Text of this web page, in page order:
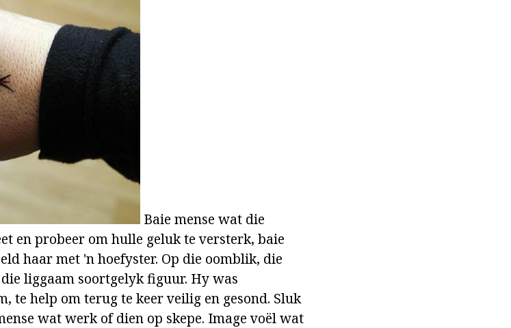
Baie mense wat die
en probeer om hulle geluk te versterk, baie
haar met 'n hoefyster. Op die oomblik, die
liggaam soortgelyk figuur. Hy was
te help om terug te keer veilig en gesond. Sluk
wat werk of dien op skepe. Image voël wat